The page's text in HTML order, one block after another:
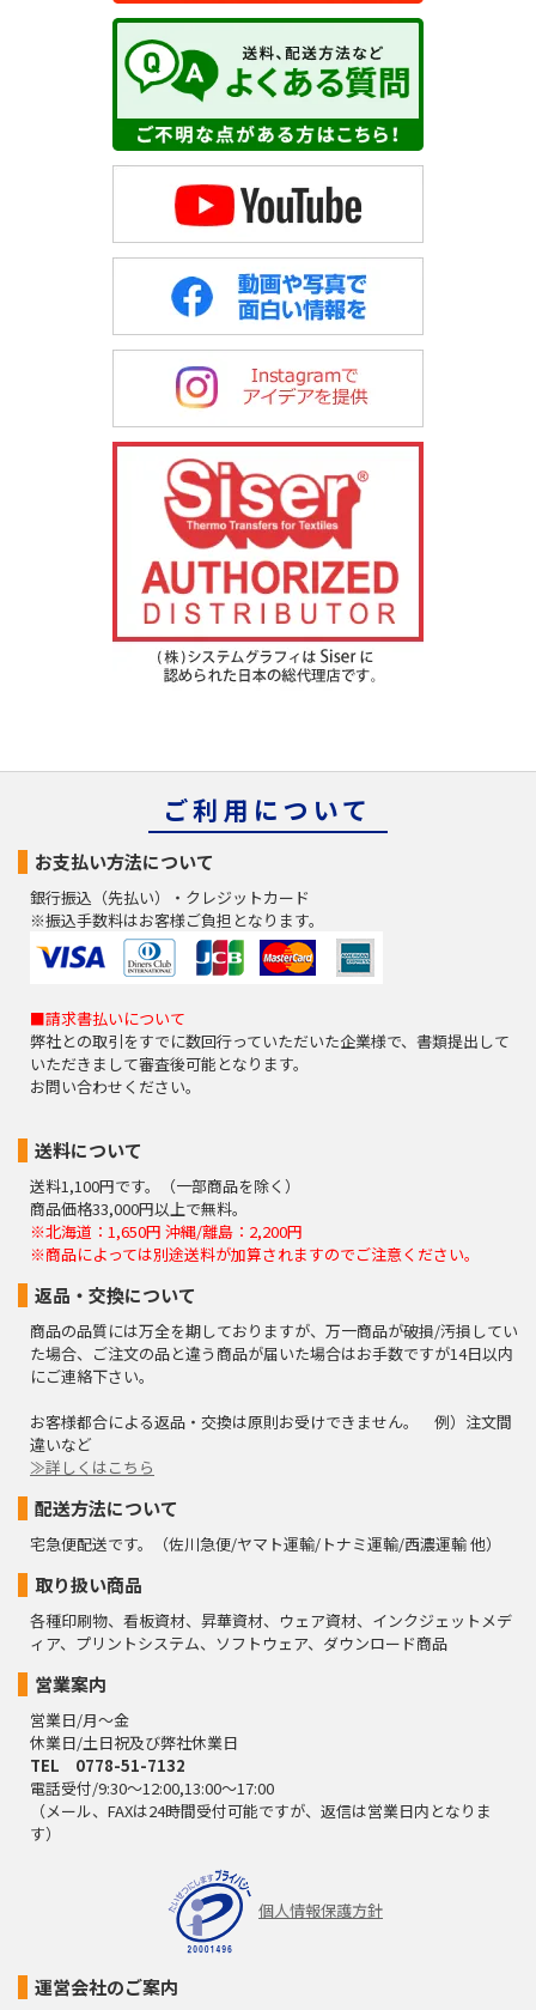
ご利用について
お支払い方法について
銀行振込（先払い）・クレジットカード
※振込手数料はお客様ご負担となります。
■請求書払いについて
弊社との取引をすでに数回行っていただいた企業様で、書類提出して
いただきまして審査後可能となります。
お問い合わせください。
送料について
送料1,100円です。（一部商品を除く）
商品価格33,000円以上で無料。
※北海道：1,650円 沖縄/離島：2,200円
※商品によっては別途送料が加算されますのでご注意ください。
返品・交換について
商品の品質には万全を期しておりますが、万一商品が破損/汚損してい
た場合、ご注文の品と違う商品が届いた場合はお手数ですが14日以内
にご連絡下さい。
お客様都合による返品・交換は原則お受けできません。 例）注文間
違いなど
≫詳しくはこちら
配送方法について
宅急便配送です。（佐川急便/ヤマト運輸/トナミ運輸/西濃運輸 他）
取り扱い商品
各種印刷物、看板資材、昇華資材、ウェア資材、インクジェットメデ
ィア、プリントシステム、ソフトウェア、ダウンロード商品
営業案内
営業日/月～金
休業日/土日祝及び弊社休業日
TEL 0778-51-7132
電話受付/9:30～12:00,13:00～17:00
（メール、FAXは24時間受付可能ですが、返信は営業日内となりま
す）
個人情報保護方針
運営会社のご案内